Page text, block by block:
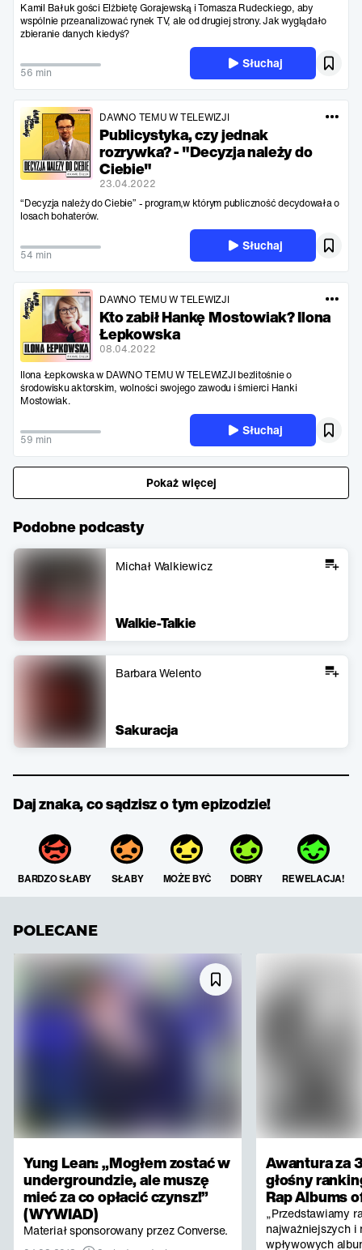
Kamil Bałuk gości Elżbietę Gorajewską i Tomasza Rudeckiego, aby
wspólnie przeanalizować rynek TV, ale od drugiej strony. Jak wyglądało
zbieranie danych kiedyś?
56 min
Słuchaj
DAWNO TEMU W TELEWIZJI
Publicystyka, czy jednak
rozrywka? - "Decyzja należy do
Ciebie"
23.04.2022
“Decyzja należy do Ciebie” - program,w którym publiczność decydowała o
losach bohaterów.
54 min
Słuchaj
DAWNO TEMU W TELEWIZJI
Kto zabił Hankę Mostowiak? Ilona
Łepkowska
08.04.2022
Ilona Łepkowska w DAWNO TEMU W TELEWIZJI bezlitośnie o
środowisku aktorskim, wolności swojego zawodu i śmierci Hanki
Mostowiak.
59 min
Słuchaj
Pokaż więcej
Podobne podcasty
Michał Walkiewicz
Walkie-Talkie
Barbara Welento
Sakuracja
Daj znaka, co sądzisz o tym epizodzie!
BARDZO SŁABY SŁABY MOŻE BYĆ DOBRY REWELACJA!
POLECANE
Yung Lean: „Mogłem zostać w
undergroundzie, ale muszę
mieć za co opłacić czynsz!”
(WYWIAD)
Materiał sponsorowany przez Converse.
Awantura za
głośny
Rap Albums
„Przedstawiamy
najważniejszych i
wpływowych